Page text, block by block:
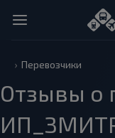
Перевозчики
Отзывы о